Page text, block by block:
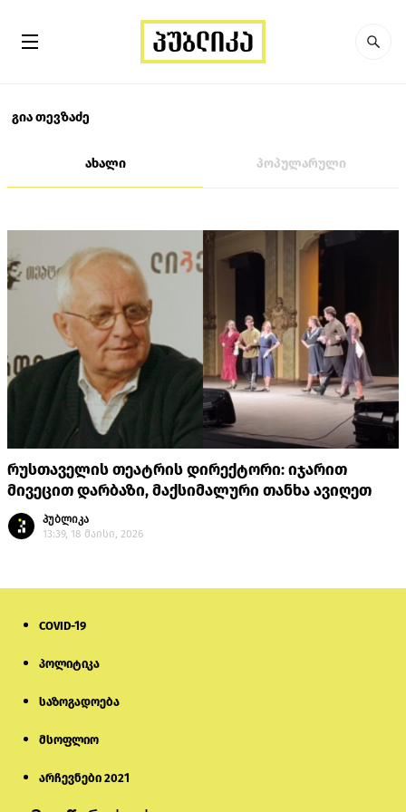
გია თევზაძე
ახალი პოპულარული
რუსთაველის თეატრის დირექტორი: იჯარით
მივეცით დარბაზი, მაქსიმალური თანხა ავიღეთ
პუბლიკა
13:39, 18 მაისი, 2026
COVID-19
პოლიტიკა
საზოგადოება
მსოფლიო
არჩევნები 2021